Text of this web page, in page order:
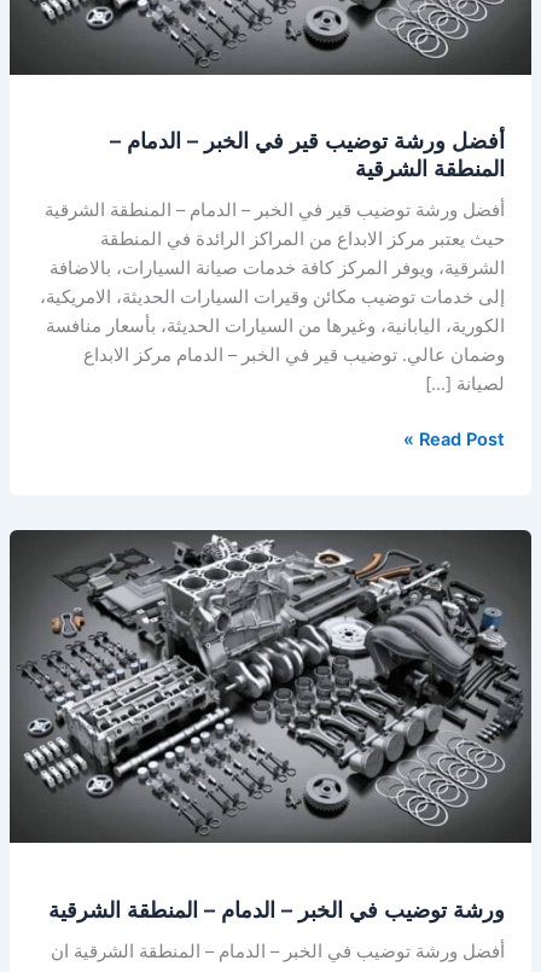
أفضل ورشة توضيب قير في الخبر – الدمام –
المنطقة الشرقية
أفضل ورشة توضيب قير في الخبر – الدمام – المنطقة الشرقية
حيث يعتبر مركز الابداع من المراكز الرائدة في المنطقة
الشرقية، ويوفر المركز كافة خدمات صيانة السيارات، بالاضافة
إلى خدمات توضيب مكائن وقيرات السيارات الحديثة، الامريكية،
الكورية، اليابانية، وغيرها من السيارات الحديثة، بأسعار منافسة
وضمان عالي. توضيب قير في الخبر – الدمام مركز الابداع
لصيانة […]
–
المنطقة
Read Post »
ورشة توضيب في الخبر – الدمام – المنطقة الشرقية
أفضل ورشة توضيب في الخبر – الدمام – المنطقة الشرقية ان
في
الخبر
–
الدمام
–
المنطقة
الشرقية